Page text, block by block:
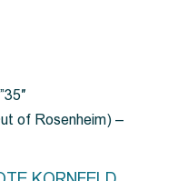
of Rosenheim) –